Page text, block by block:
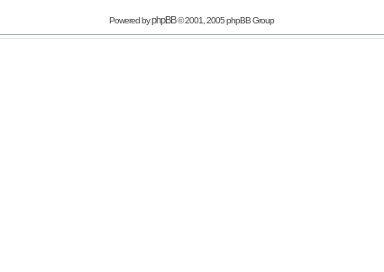
Powered byphpBB© 2001, 2005 phpBB Group